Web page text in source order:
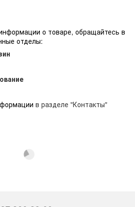
о товаре, обращайтесь в
отделы:
в разделе "Контакты"